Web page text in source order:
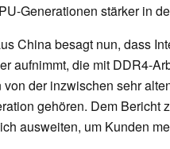
Generationen stärker in
China besagt nun, dass
aufnimmt, die mit DDR4-
der inzwischen sehr
gehören. Dem Bericht
ausweiten, um Kunden